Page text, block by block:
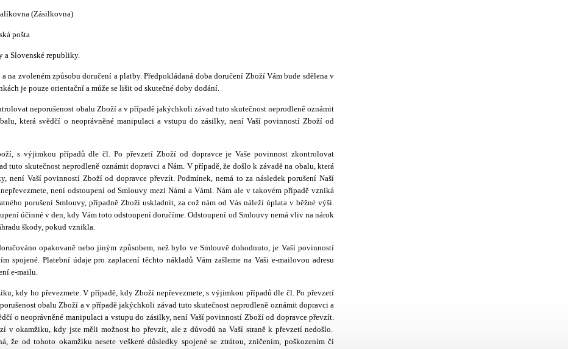
(Zásilkovna)
pošta
a Slovenské republiky.
zvoleném způsobu doručení a platby. Předpokládaná doba doručení Zboží Vám bude sdělena v
je pouze orientační a může se lišit od skutečné doby dodání.
neporušenost obalu Zboží a v případě jakýchkoli závad tuto skutečnost neprodleně oznámit
která svědčí o neoprávněné manipulaci a vstupu do zásilky, není Vaší povinností Zboží od
s výjimkou případů dle čl.Po převzetí Zboží od dopravce je Vaše povinnost zkontrolovat
tuto skutečnost neprodleně oznámit dopravci a Nám. V případě, že došlo k závadě na obalu, která
není Vaší povinností Zboží od dopravce převzít.Podmínek, nemá to za následek porušení Naší
není odstoupení od Smlouvy mezi Námi a Vámi. Nám ale v takovém případě vzniká
porušení Smlouvy, případně Zboží uskladnit, za což nám od Vás náleží úplata v běžné výši.
účinné v den, kdy Vám toto odstoupení doručíme. Odstoupení od Smlouvy nemá vliv na nárok
škody, pokud vznikla.
opakovaně nebo jiným způsobem, než bylo ve Smlouvě dohodnuto, je Vaší povinností
spojené. Platební údaje pro zaplacení těchto nákladů Vám zašleme na Vaši e-mailovou adresu
e-mailu.
kdy ho převezmete. V případě, kdy Zboží nepřevezmete, s výjimkou případů dle čl.Po převzetí
obalu Zboží a v případě jakýchkoli závad tuto skutečnost neprodleně oznámit dopravci a
o neoprávněné manipulaci a vstupu do zásilky, není Vaší povinností Zboží od dopravce převzít.
v okamžiku, kdy jste měli možnost ho převzít, ale z důvodů na Vaší straně k převzetí nedošlo.
že od tohoto okamžiku nesete veškeré důsledky spojené se ztrátou, zničením, poškozením či